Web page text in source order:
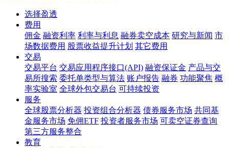
选择盈透
费用
佣金 融资利率 利率与利息 融券卖空成本 研究与新闻 市
场数据费用 股票收益提升计划 其它费用
交易
交易平台 交易应用程序接口(API) 融资保证金 产品与交
易所搜索 委托单类型与算法 账户报告 融券 功能聚焦 概
率实验室 全球外包交易台 可持续投资
服务
全球股票分析器 投资组合分析器 债券服务市场 共同基
金服务市场 免佣ETF 投资者服务市场 可卖空证券查询
第三方服务整合
教育